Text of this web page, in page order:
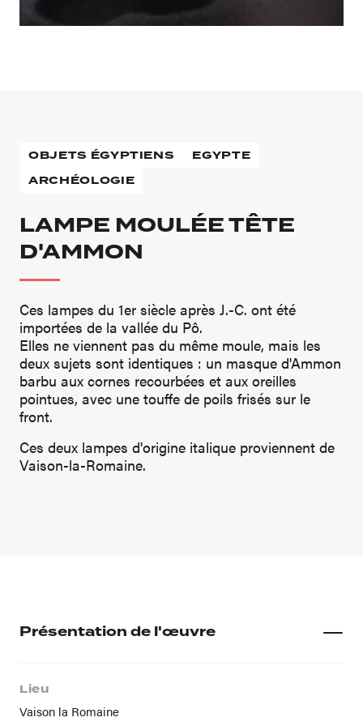
OBJETS ÉGYPTIENS
EGYPTE
ARCHÉOLOGIE
LAMPE MOULÉE TÊTE
D'AMMON
Ces lampes du 1er siècle après J.-C. ont été
importées de la vallée du Pô.
Elles ne viennent pas du même moule, mais les
deux sujets sont identiques : un masque d'Ammon
barbu aux cornes recourbées et aux oreilles
pointues, avec une touffe de poils frisés sur le
front.
Ces deux lampes d'origine italique proviennent de
Vaison-la-Romaine.
Présentation de l'œuvre
Lieu
Vaison la Romaine